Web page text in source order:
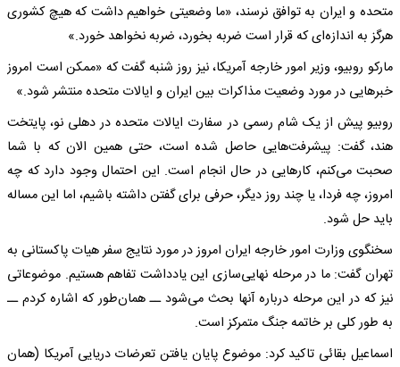
متحده و ایران به توافق نرسند، «ما وضعیتی خواهیم داشت که هیچ کشوری
هرگز به اندازه‌ای که قرار است ضربه بخورد، ضربه نخواهد خورد.»
مارکو روبیو، وزیر امور خارجه آمریکا، نیز روز شنبه گفت که «ممکن است امروز
خبرهایی در مورد وضعیت مذاکرات بین ایران و ایالات متحده منتشر شود.»
روبیو پیش از یک شام رسمی در سفارت ایالات متحده در دهلی نو، پایتخت
هند، گفت: پیشرفت‌هایی حاصل شده است، حتی همین الان که با شما
صحبت می‌کنم، کارهایی در حال انجام است. این احتمال وجود دارد که چه
امروز، چه فردا، یا چند روز دیگر، حرفی برای گفتن داشته باشیم، اما این مساله
باید حل شود.
سخنگوی وزارت امور خارجه ایران امروز در مورد نتایج سفر هیات پاکستانی به
تهران گفت: ما در مرحله نهایی‌سازی این یادداشت تفاهم هستیم. موضوعاتی
نیز که در این مرحله درباره آنها بحث می‌شود ــ همان‌طور که اشاره کردم ــ
به طور کلی بر خاتمه جنگ متمرکز است.
اسماعیل بقائی تاکید کرد: موضوع پایان یافتن تعرضات دریایی آمریکا (همان